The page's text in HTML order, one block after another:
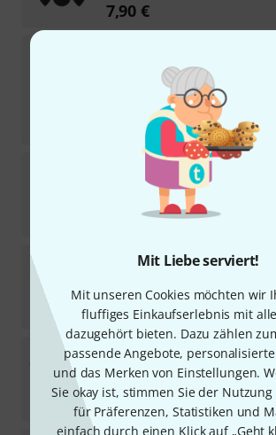
Mit Liebe serviert!
Mit unseren Cookies möchten wir
fluffiges Einkaufserlebnis mit
dazugehört bieten. Dazu zählen
passende Angebote,
und das Merken von Einstellungen.
Sie okay ist, stimmen Sie der Nutzung
für Präferenzen, Statistiken und
einfach durch einen Klick auf „Geht
7,90 €
25
In 3–4 Wochen lieferbar
UVP:435 €
Diamond Grip Standard
1
Sofort lieferbar
€
Ovation Diamond Grip Standard
Sofort lieferbar
7,90 €
OvationDiamond Grip Standard
Sofort lieferbar
7,90 €